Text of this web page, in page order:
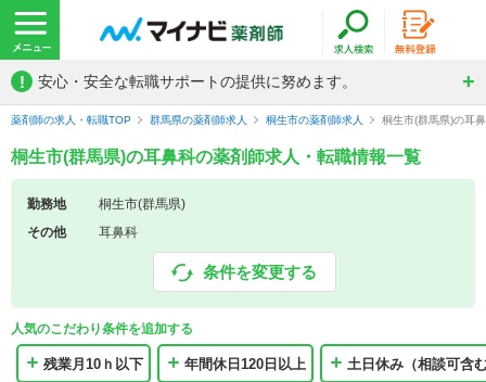
! 安心・安全な転職サポートの提供に努めます。
薬剤師の求人・転職TOP 群馬県の薬剤師求人 桐生市の薬剤師求人 桐生市(群馬県)の耳
桐生市(群馬県)の耳鼻科の薬剤師求人・転職情報一覧
勤務地
桐生市(群馬県)
その他
耳鼻科
条件を変更する
人気のこだわり条件を追加する
残業月10ｈ以下 年間休日120日以上 土日休み（相談可含